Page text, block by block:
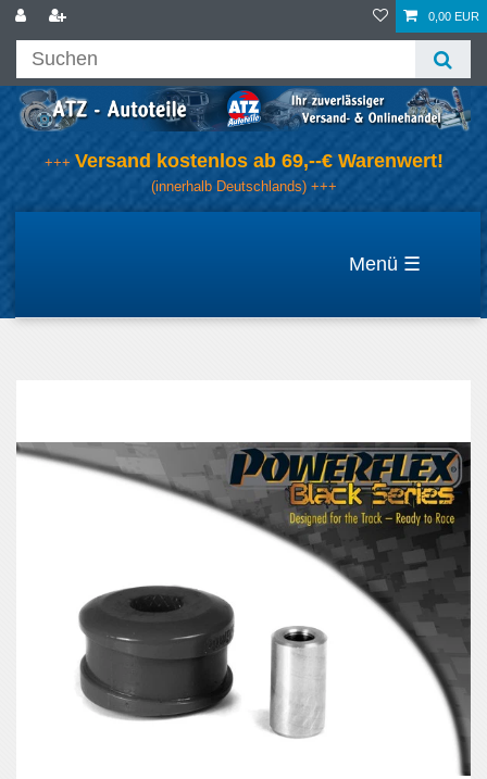
0,00 EUR
+++ Versand kostenlos ab 69,--€ Warenwert!
(innerhalb Deutschlands) +++
☰